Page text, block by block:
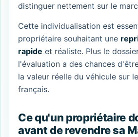
distinguer nettement sur le
Cette individualisation est
propriétaire souhaitant une
rapide et réaliste. Plus le
l'évaluation a des chances
la valeur réelle du véhicule sur
français.
Ce qu'un propriétaire
avant de revendre sa